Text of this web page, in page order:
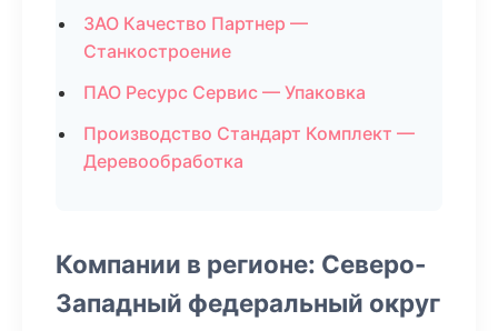
ЗАО Качество Партнер —
Станкостроение
ПАО Ресурс Сервис — Упаковка
Производство Стандарт Комплект —
Деревообработка
Компании в регионе: Северо-
Западный федеральный округ